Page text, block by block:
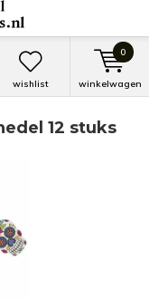
wishlist winkelwagen
0
12 stuks